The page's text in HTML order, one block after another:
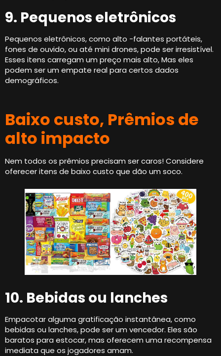
9. Pequenos eletrônicos
Pequenos eletrônicos, como alto -falantes portáteis,
fones de ouvido, ou até mini drones, pode ser irresistível.
Esses itens carregam um preço mais alto, Mas eles
podem ser um empate real para certos dados
demográficos.
Baixo custo, Prêmios de
alto impacto
Nem todos os prêmios precisam ser caros! Considere
oferecer itens de baixo custo que dão um soco.
10. Bebidas ou lanches
Empacotar alguma gratificação instantânea, como
bebidas ou lanches, pode ser um vencedor. Eles são
baratos para estocar, mas oferecem uma recompensa
imediata que os jogadores amam.